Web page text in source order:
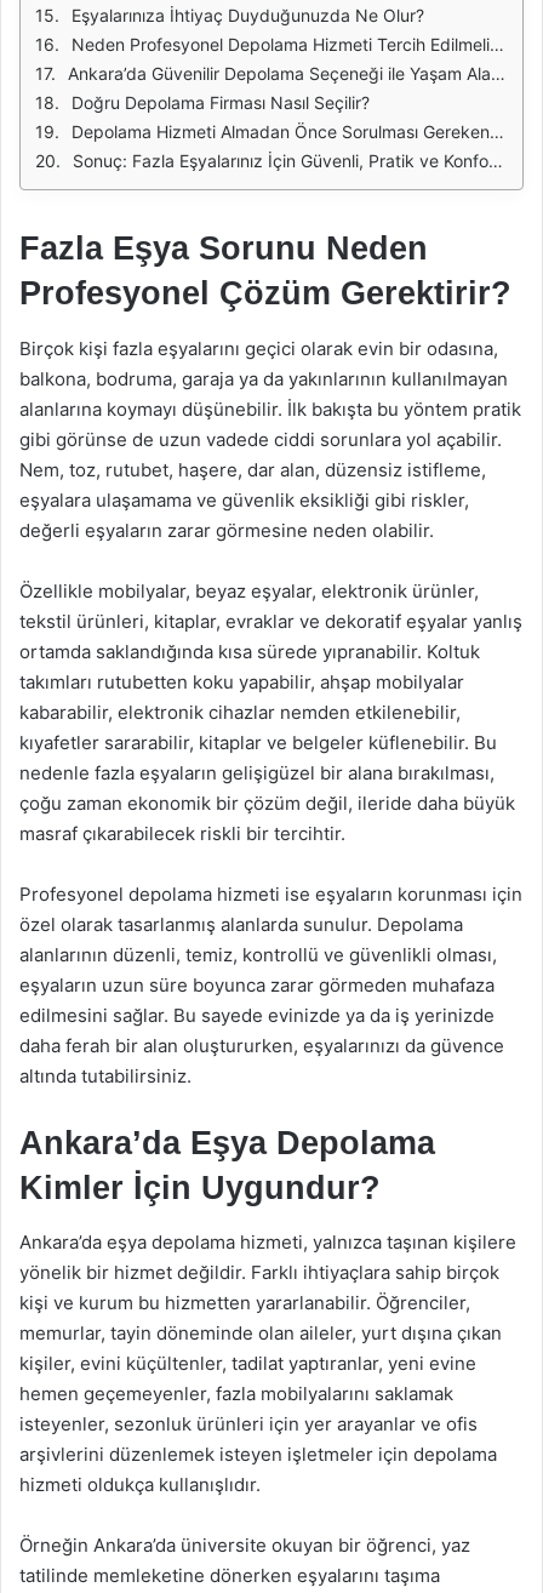
Eşyalarınıza İhtiyaç Duyduğunuzda Ne Olur?
Neden Profesyonel Depolama Hizmeti Tercih Edilmelidir?
Ankara’da Güvenilir Depolama Seçeneği ile Yaşam Alanlarınızı Rahatlatın
Doğru Depolama Firması Nasıl Seçilir?
Depolama Hizmeti Almadan Önce Sorulması Gereken Sorular
Sonuç: Fazla Eşyalarınız İçin Güvenli, Pratik ve Konforlu Bir Çözüm
Fazla Eşya Sorunu Neden
Profesyonel Çözüm Gerektirir?
Birçok kişi fazla eşyalarını geçici olarak evin bir odasına,
balkona, bodruma, garaja ya da yakınlarının kullanılmayan
alanlarına koymayı düşünebilir. İlk bakışta bu yöntem pratik
gibi görünse de uzun vadede ciddi sorunlara yol açabilir.
Nem, toz, rutubet, haşere, dar alan, düzensiz istifleme,
eşyalara ulaşamama ve güvenlik eksikliği gibi riskler,
değerli eşyaların zarar görmesine neden olabilir.
Özellikle mobilyalar, beyaz eşyalar, elektronik ürünler,
tekstil ürünleri, kitaplar, evraklar ve dekoratif eşyalar yanlış
ortamda saklandığında kısa sürede yıpranabilir. Koltuk
takımları rutubetten koku yapabilir, ahşap mobilyalar
kabarabilir, elektronik cihazlar nemden etkilenebilir,
kıyafetler sararabilir, kitaplar ve belgeler küflenebilir. Bu
nedenle fazla eşyaların gelişigüzel bir alana bırakılması,
çoğu zaman ekonomik bir çözüm değil, ileride daha büyük
masraf çıkarabilecek riskli bir tercihtir.
Profesyonel depolama hizmeti ise eşyaların korunması için
özel olarak tasarlanmış alanlarda sunulur. Depolama
alanlarının düzenli, temiz, kontrollü ve güvenlikli olması,
eşyaların uzun süre boyunca zarar görmeden muhafaza
edilmesini sağlar. Bu sayede evinizde ya da iş yerinizde
daha ferah bir alan oluştururken, eşyalarınızı da güvence
altında tutabilirsiniz.
Ankara’da Eşya Depolama
Kimler İçin Uygundur?
Ankara’da eşya depolama hizmeti, yalnızca taşınan kişilere
yönelik bir hizmet değildir. Farklı ihtiyaçlara sahip birçok
kişi ve kurum bu hizmetten yararlanabilir. Öğrenciler,
memurlar, tayin döneminde olan aileler, yurt dışına çıkan
kişiler, evini küçültenler, tadilat yaptıranlar, yeni evine
hemen geçemeyenler, fazla mobilyalarını saklamak
isteyenler, sezonluk ürünleri için yer arayanlar ve ofis
arşivlerini düzenlemek isteyen işletmeler için depolama
hizmeti oldukça kullanışlıdır.
Örneğin Ankara’da üniversite okuyan bir öğrenci, yaz
tatilinde memleketine dönerken eşyalarını taşıma